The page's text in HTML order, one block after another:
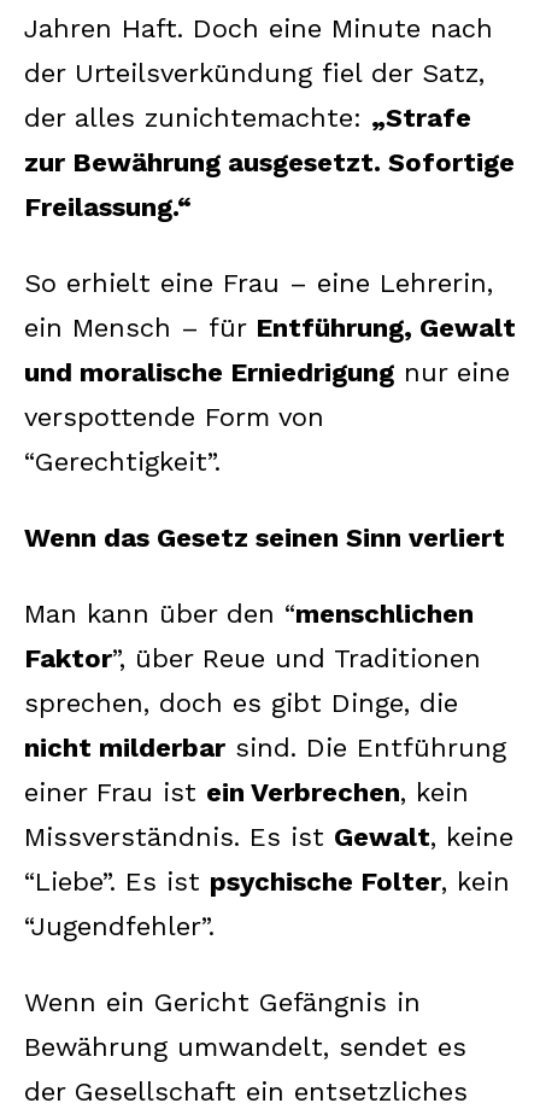
Jahren Haft. Doch eine Minute nach
der Urteilsverkündung fiel der Satz,
der alles zunichtemachte: „Strafe
zur Bewährung ausgesetzt. Sofortige
Freilassung.“
So erhielt eine Frau – eine Lehrerin,
ein Mensch – für Entführung, Gewalt
und moralische Erniedrigung nur eine
verspottende Form von
“Gerechtigkeit”.
Wenn das Gesetz seinen Sinn verliert
Man kann über den “menschlichen
Faktor”, über Reue und Traditionen
sprechen, doch es gibt Dinge, die
nicht milderbar sind. Die Entführung
einer Frau ist ein Verbrechen, kein
Missverständnis. Es ist Gewalt, keine
“Liebe”. Es ist psychische Folter, kein
“Jugendfehler”.
Wenn ein Gericht Gefängnis in
Bewährung umwandelt, sendet es
der Gesellschaft ein entsetzliches